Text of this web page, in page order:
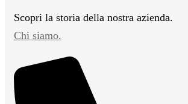
Scopri la storia della nostra azienda.
Chi siamo.